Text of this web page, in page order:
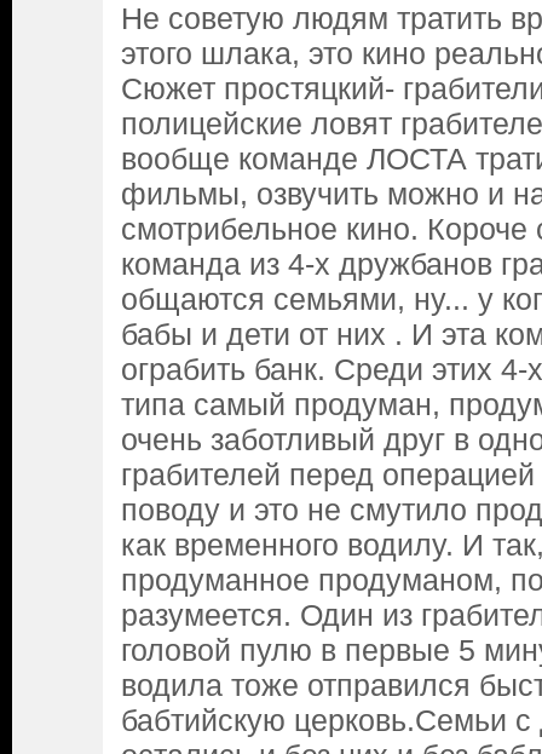
Не советую людям тратить
этого шлака, это кино
Сюжет простяцкий-
полицейские ловят
вообще команде ЛОСТА
фильмы, озвучить можно и
смотрибельное кино.
команда из 4-х дружбанов
общаются семьями, ну... у
бабы и дети от них . И эта
ограбить банк. Среди этих
типа самый продуман,
очень заботливый друг в
грабителей перед
поводу и это не смутило
как временного водилу. И
продуманное продуманом,
разумеется. Один из
головой пулю в первые 5
водила тоже отправился
бабтийскую церковь.Семьи